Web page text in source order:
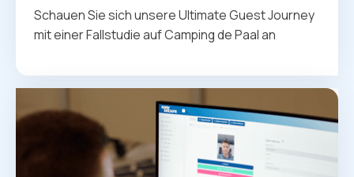
Schauen Sie sich unsere Ultimate Guest Journey
mit einer Fallstudie auf Camping de Paal an